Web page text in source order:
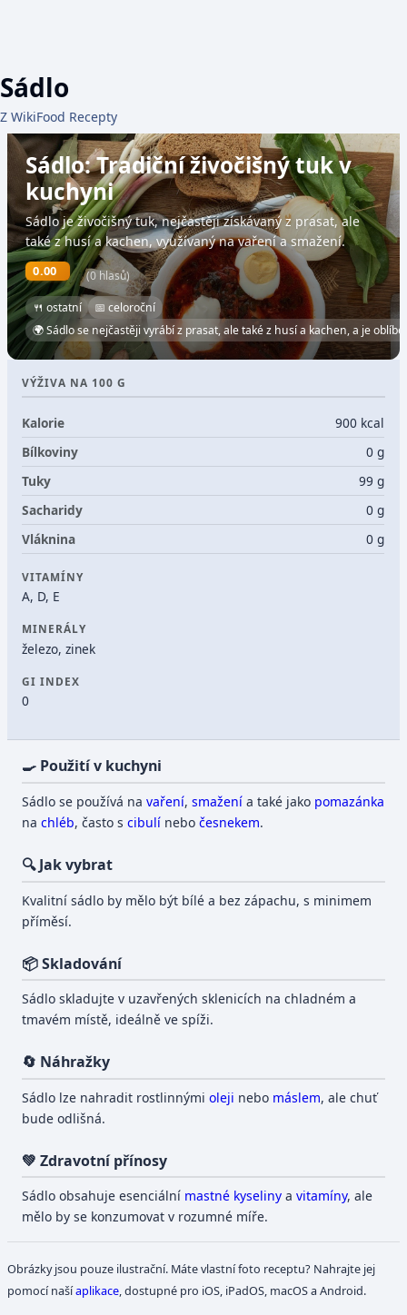
Sádlo
Z WikiFood Recepty
Sádlo: Tradiční živočišný tuk v
kuchyni
Sádlo je živočišný tuk, nejčastěji získávaný z prasat, ale
také z husí a kachen, využívaný na vaření a smažení.
0.00 (0 hlasů)
🍴 ostatní
📅 celoroční
🌍 Sádlo se nejčastěji vyrábí z prasat, ale také z husí a kachen, a je
VÝŽIVA NA 100 G
Kalorie
900 kcal
Bílkoviny
0 g
Tuky
99 g
Sacharidy
0 g
Vláknina
0 g
VITAMÍNY
A, D, E
MINERÁLY
železo, zinek
GI INDEX
0
🍳 Použití v kuchyni
Sádlo se používá navaření,smažení a také jako pomazánka
nachléb, často scibulí nebočesnekem.
🔍 Jak vybrat
Kvalitní sádlo by mělo být bílé a bez zápachu, s minimem
příměsí.
📦 Skladování
Sádlo skladujte v uzavřených sklenicích na chladném a
tmavém místě, ideálně ve spíži.
🔄 Náhražky
Sádlo lze nahradit rostlinnýmioleji nebo máslem, ale chuť
bude odlišná.
💚 Zdravotní přínosy
Sádlo obsahuje esenciální mastné kyseliny avitamíny, ale
mělo by se konzumovat v rozumné míře.
Obrázky jsou pouze ilustrační. Máte vlastní foto receptu? Nahrajte jej
pomocí našíaplikace , dostupné pro iOS, iPadOS, macOS a Android.